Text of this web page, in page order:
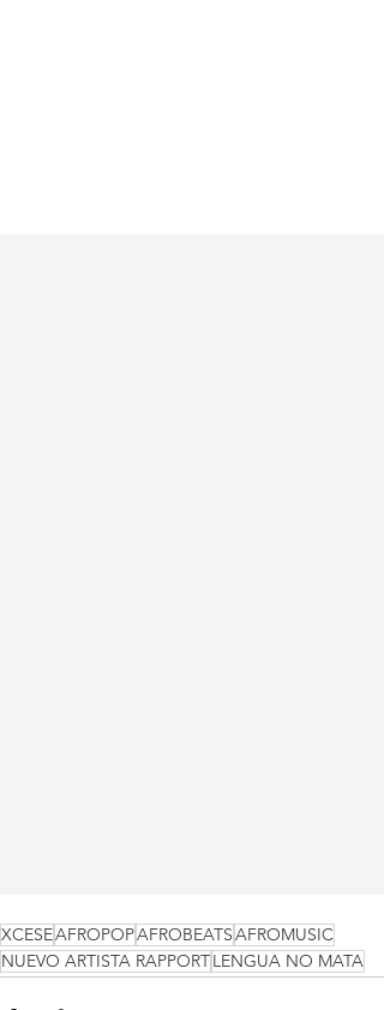
XCESEAFROPOPAFROBEATSAFROMUSIC
NUEVO ARTISTA RAPPORTLENGUA NO MATA